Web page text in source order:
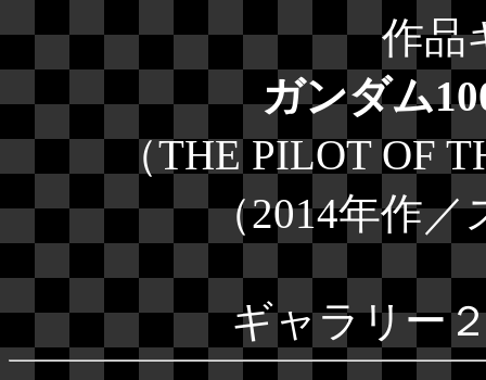
作品
ガンダム
（THE PILOT OF
（2014年作
ギャラリー